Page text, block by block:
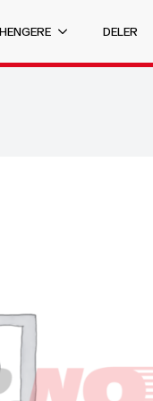
DELER